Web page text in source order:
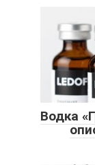
Водка